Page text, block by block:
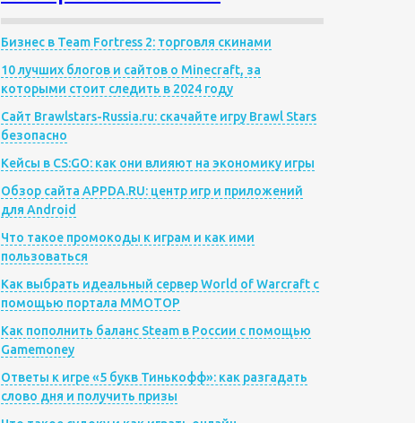
Бизнес в Team Fortress 2: торговля скинами
10 лучших блогов и сайтов о Minecraft, за
которыми стоит следить в 2024 году
Сайт Brawlstars-Russia.ru: скачайте игру Brawl Stars
безопасно
Кейсы в CS:GO: как они влияют на экономику игры
Обзор сайта APPDA.RU: центр игр и приложений
для Android
Что такое промокоды к играм и как ими
пользоваться
Как выбрать идеальный сервер World of Warcraft с
помощью портала MMOTOP
Как пополнить баланс Steam в России с помощью
Gamemoney
Ответы к игре «5 букв Тинькофф»: как разгадать
слово дня и получить призы